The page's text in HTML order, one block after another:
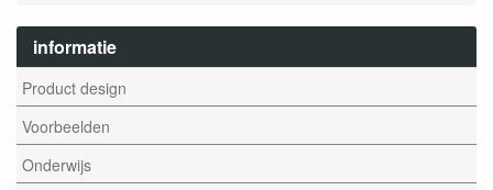
informatie
Product design
Voorbeelden
Onderwijs